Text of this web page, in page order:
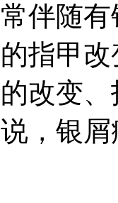
伴随
指甲
改变
，银